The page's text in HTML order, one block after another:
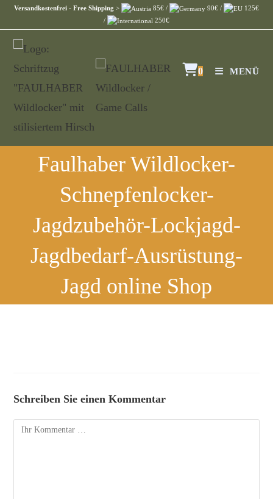
Versandkostenfrei - Free Shipping > 85€ / 90€ /
125€
/
250€
0 MENÜ
Faulhaber Wildlocker-
Schnepfenlocker-
Jagdzubehör-Lockjagd-
Jagdbedarf-Ausrüstung-
Jagd online Shop
Schreiben Sie einen Kommentar